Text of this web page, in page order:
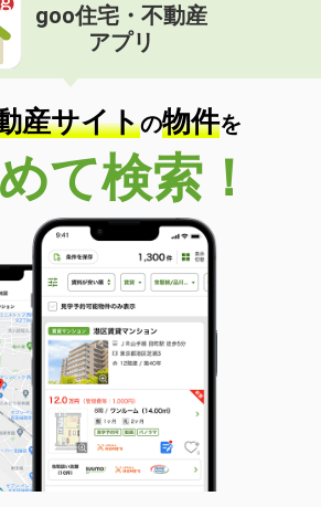
goo住宅・不動産
アプリ
産サイトの物件を
て検索！